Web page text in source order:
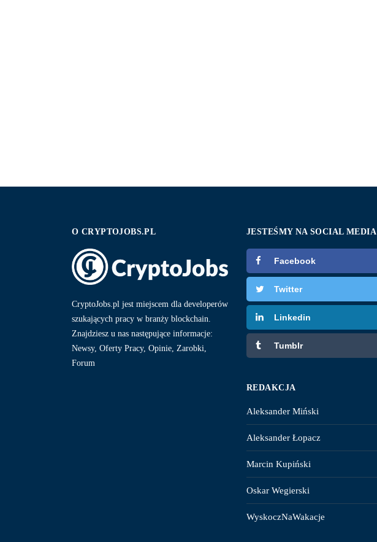
O CRYPTOJOBS.PL
CryptoJobs.pl jest miejscem dla developerów
szukających pracy w branży blockchain.
Znajdziesz u nas następujące informacje:
Newsy, Oferty Pracy, Opinie, Zarobki,
Forum
JESTEŚMY NA SOCIAL MEDIA
Facebook
Twitter
Linkedin
Tumblr
REDAKCJA
Aleksander Miński
Aleksander Łopacz
Marcin Kupiński
Oskar Wegierski
WyskoczNaWakacje